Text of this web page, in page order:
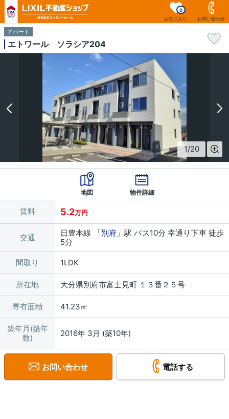
お気に入り
0
お問い合わせ
アパート
エトワール ソラシア204
1/20
地図 物件詳細
賃料 5.2万円
交通 日豊本線 「別府 」駅 バス10分 幸通り下車 徒歩
5分
間取り 1LDK
所在地 大分県別府市富士見町 １３番２５号
専有面積 41.23㎡
築年月(築年
数)
2016年 3月 (築10年)
お問い合わせ 電話する